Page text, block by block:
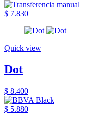
$ 7.830
Quick view
Dot
$ 8.400
$ 5.880